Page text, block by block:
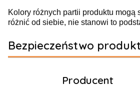
Kolory różnych partii produktu mogą
różnić od siebie, nie stanowi to
Bezpieczeństwo
Producent